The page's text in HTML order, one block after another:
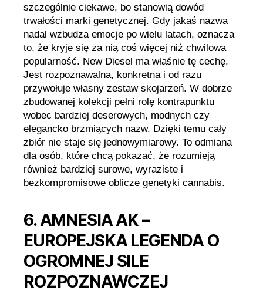
szczególnie ciekawe, bo stanowią dowód
trwałości marki genetycznej. Gdy jakaś nazwa
nadal wzbudza emocje po wielu latach, oznacza
to, że kryje się za nią coś więcej niż chwilowa
popularność. New Diesel ma właśnie tę cechę.
Jest rozpoznawalna, konkretna i od razu
przywołuje własny zestaw skojarzeń. W dobrze
zbudowanej kolekcji pełni rolę kontrapunktu
wobec bardziej deserowych, modnych czy
elegancko brzmiących nazw. Dzięki temu cały
zbiór nie staje się jednowymiarowy. To odmiana
dla osób, które chcą pokazać, że rozumieją
również bardziej surowe, wyraziste i
bezkompromisowe oblicze genetyki cannabis.
6. AMNESIA AK –
EUROPEJSKA LEGENDA O
OGROMNEJ SILE
ROZPOZNAWCZEJ